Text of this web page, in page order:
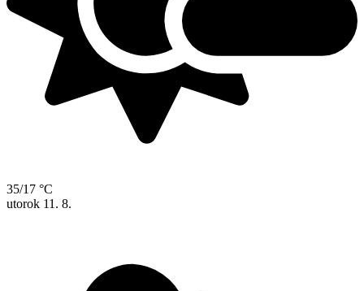
35/17 °C
utorok 11. 8.